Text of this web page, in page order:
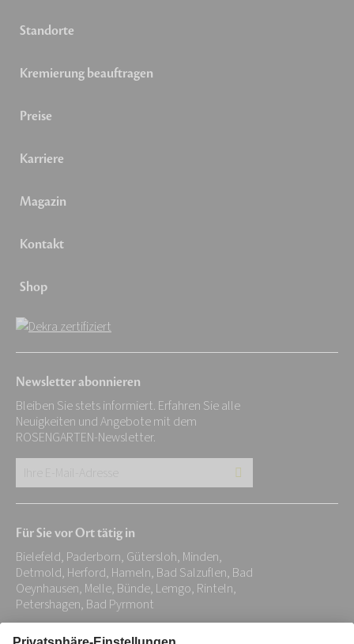
Standorte
Kremierung beauftragen
Preise
Karriere
Magazin
Kontakt
Shop
Newsletter abonnieren
Bleiben Sie stets informiert. Erfahren Sie alle
Neuigkeiten und Angebote mit dem
ROSENGARTEN-Newsletter.
Adresse:
*
Für Sie vor Ort tätig in
Bielefeld, Paderborn, Gütersloh, Minden,
Detmold, Herford, Hameln, Bad Salzuflen, Bad
Oeynhausen, Melle, Bünde, Lemgo, Rinteln,
Petershagen, Bad Pyrmont